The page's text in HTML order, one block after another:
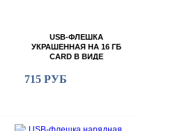
USB-ФЛЕШКА
УКРАШЕННАЯ НА 16 ГБ
CARD В ВИДЕ
715 РУБ